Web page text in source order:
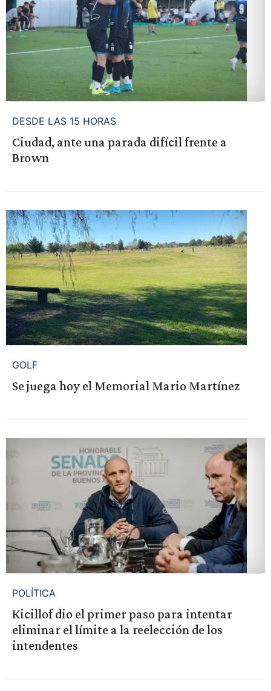
DESDE LAS 15 HORAS
Ciudad, ante una parada difícil frente a
Brown
GOLF
Se juega hoy el Memorial Mario Martínez
POLÍTICA
Kicillof dio el primer paso para intentar
eliminar el límite a la reelección de los
intendentes